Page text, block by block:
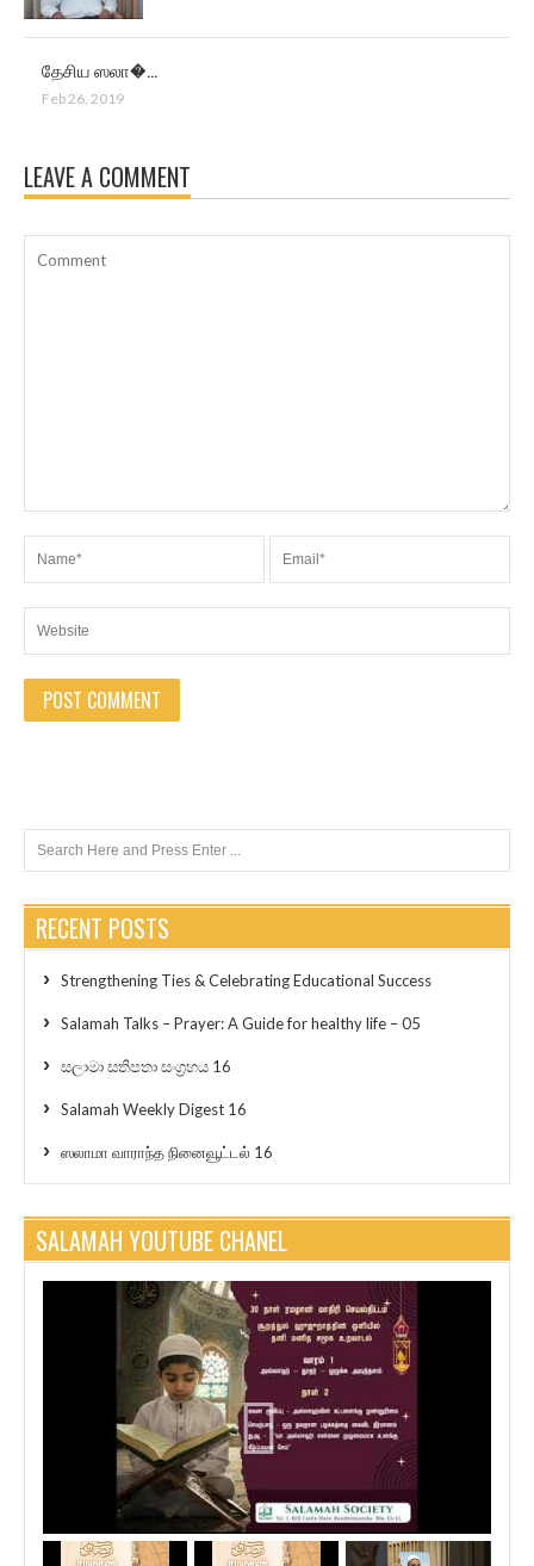
தேசிய ஸலா�...
Feb 26, 2019
LEAVE A COMMENT
RECENT POSTS
Strengthening Ties & Celebrating Educational Success
Salamah Talks – Prayer: A Guide for healthy life – 05
සලාමා සතිපතා සංග්‍රහය 16
Salamah Weekly Digest 16
ஸலாமா வாராந்த நினைவூட்டல் 16
SALAMAH YOUTUBE CHANEL